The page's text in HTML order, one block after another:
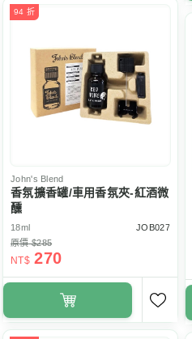
94 折
John's Blend
香氛擴香罐/車用香氛夾-紅酒微
醺
18ml
JOB027
原價 $285
NT$ 270